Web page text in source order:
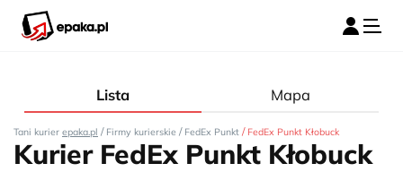
Lista Mapa
Tani kurier epaka.pl / Firmy kurierskie / FedEx Punkt / FedEx Punkt Kłobuck
Kurier FedEx Punkt Kłobuck